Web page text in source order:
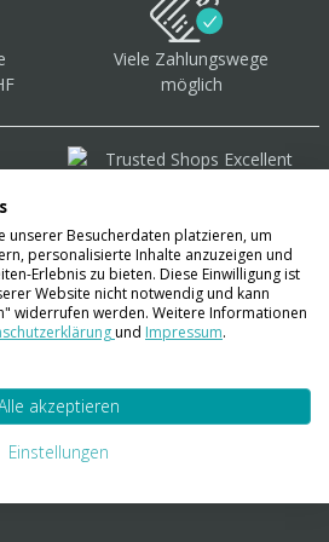
Viele Zahlungswege
möglich
unserer Besucherdaten platzieren, um
personalisierte Inhalte anzuzeigen und
Erlebnis zu bieten. Diese Einwilligung ist
Website nicht notwendig und kann
widerrufen werden. Weitere Informationen
und Impressum.
akzeptieren
Einstellungen